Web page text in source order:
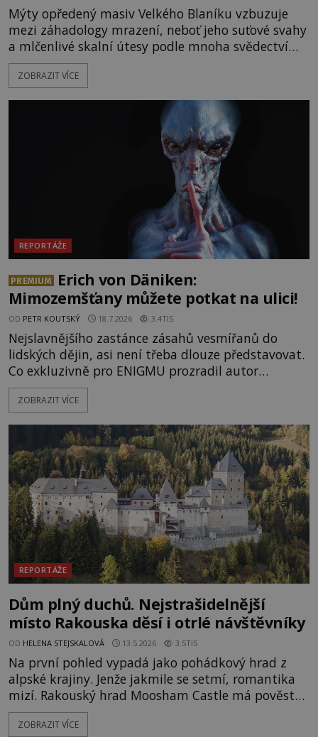
Mýty opředený masiv Velkého Blaníku vzbuzuje
mezi záhadology mrazení, neboť jeho suťové svahy
a mlčenlivé skalní útesy podle mnoha svědectví
fungují jako anomální zóny, kde selhává lidské
vnímání času i prostoru. Geologické anomálie hory
badatelé zde odkrývají indicie, které propojují
prastaré pohanské kulty, keltské svatyně a zprávy
ZOBRAZIT VÍCE
REPORTÁŽE
PREMIUM
Erich von Däniken:
Mimozemšťany můžete potkat na ulici!
OD PETR KOUTSKÝ 18.7.2026 3.4TIS
Nejslavnějšího zastánce zásahů vesmířanů do
lidských dějin, asi není třeba dlouze představovat.
Co exkluzivně pro ENIGMU prozradil autor
Vzpomínek na budoucnost, švýcarský badatel
Erich von Däniken? Orbitální stanice Viking 1
je umělá družice od povrchu Marsu vzdálena asi
1873 kilometrů, nachá
ZOBRAZIT VÍCE
REPORTÁŽE
Dům plný duchů. Nejstrašidelnější
místo Rakouska děsí i otrlé návštěvníky
OD HELENA STEJSKALOVÁ 13.5.2026 3.5TIS
Na první pohled vypadá jako pohádkový hrad z
alpské krajiny. Jenže jakmile se setmí, romantika
mizí. Rakouský hrad Moosham Castle má pověst
nejděsivějšího domu v celé zemi. Lidé tu údajně
slyší kroky v prázdných chodbách, šeptání ze zdí i
ZOBRAZIT VÍCE